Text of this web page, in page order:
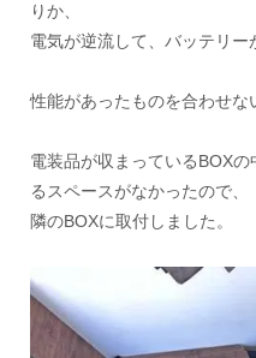
りか、
電気が逆流して、バッテリー
性能があったものを合わせな
電装品が収まっているBOX
るスペースがなかったので、
隣のBOXに取付しました。